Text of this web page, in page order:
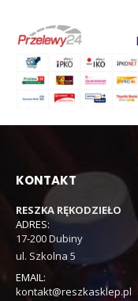
KONTAKT
RESZKA RĘKODZIEŁO
ADRES:
17-200 Dubiny
ul. Szkolna 5
EMAIL:
kontakt@reszkasklep.pl